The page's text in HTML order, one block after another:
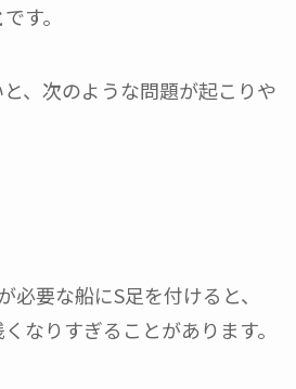
です。
、次のような問題が起こりや
必要な船にS足を付けると、
なりすぎることがあります。